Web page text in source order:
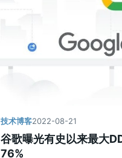
技术博客2022-08-21
谷歌曝光有史以来最大
76%